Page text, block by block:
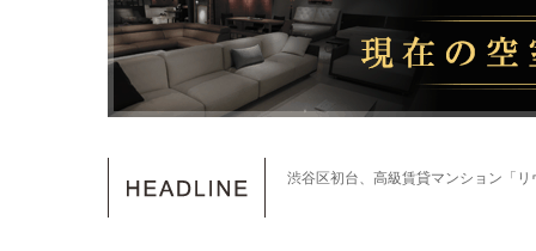
渋谷区初台、高級賃貸マンション「